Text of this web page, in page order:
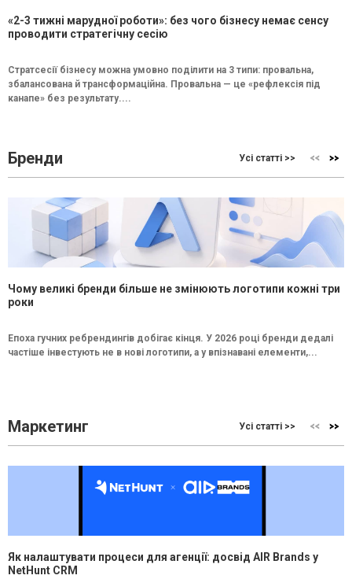
«2-3 тижні марудної роботи»: без чого бізнесу немає сенсу
проводити стратегічну сесію
Стратсесії бізнесу можна умовно поділити на 3 типи: провальна,
збалансована й трансформаційна. Провальна — це «рефлексія під
канапе» без результату....
Бренди Усі статті >>
Чому великі бренди більше не змінюють логотипи кожні три
роки
Епоха гучних ребрендингів добігає кінця. У 2026 році бренди дедалі
частіше інвестують не в нові логотипи, а у впізнавані елементи,...
Маркетинг Усі статті >>
Як налаштувати процеси для агенції: досвід AIR Brands у
NetHunt CRM